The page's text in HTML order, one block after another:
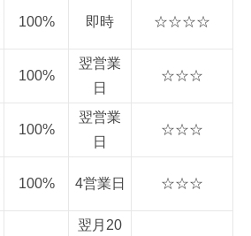
100% 即時 ☆☆☆☆
100%
翌営業
日
☆☆☆
100%
翌営業
日
☆☆☆
100% 4営業日 ☆☆☆
翌月20